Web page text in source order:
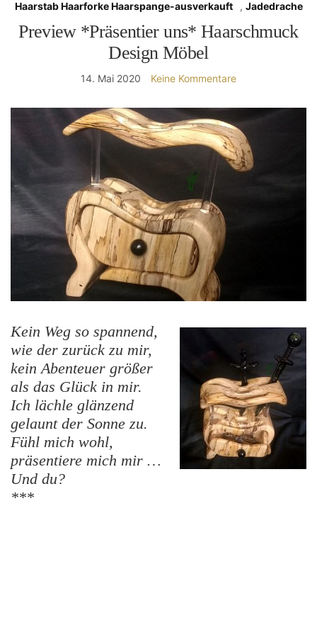
Haarstab Haarforke Haarspange-ausverkauft , Jadedrache
Preview *Präsentier uns* Haarschmuck
Design Möbel
14. Mai 2020 Keine Kommentare
Kein Weg so spannend,
wie der zurück zu mir,
kein Abenteuer größer
als das Glück in mir.
Ich lächle glänzend
gelaunt der Sonne zu.
Fühl mich wohl,
präsentiere mich mir …
Und du?
***